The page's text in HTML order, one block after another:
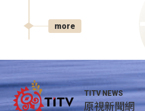
more
TITV NEWS
原視新聞網